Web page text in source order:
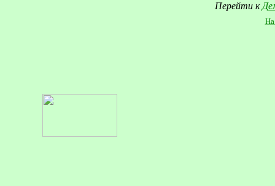
Перейти к